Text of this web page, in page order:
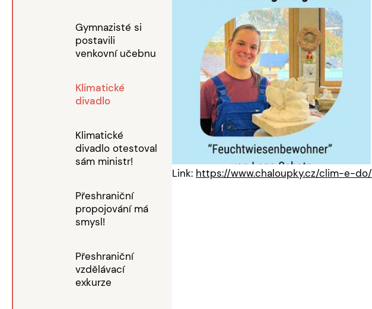
Gymnazisté si
postavili
venkovní učebnu
Klimatické
divadlo
Klimatické
divadlo otestoval
sám ministr!
Přeshraniční
propojování má
smysl!
Přeshraniční
vzdělávací
exkurze
Link: https://www.chaloupky.cz/clim-e-do/